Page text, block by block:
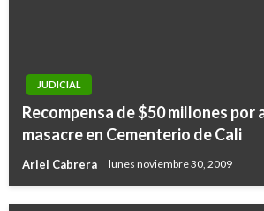
JUDICIAL
Recompensa de $50 millones por
masacre en Cementerio de Cali
Ariel Cabrera lunes noviembre 30, 2009